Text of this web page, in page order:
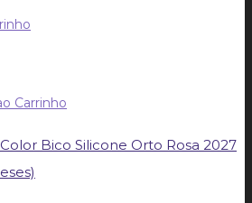
Carrinho
Bico Silicone Orto Rosa 2027